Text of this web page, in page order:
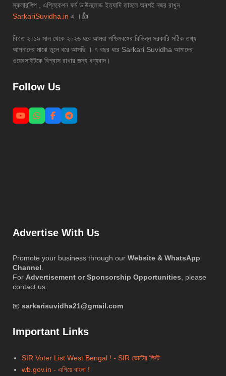
স্কলারশিপ , এপ্লিকেশন ফর্ম ডাউনলোড ইত্যাদি তাহলে অবশই নজর রাখুন
SarkariSuvidha.in এ ।👍
বিগত ২০১৯ সাল থেকে ২০২৬ ধরে আমরা পশ্চিমবঙ্গের বিভিন্ন সরকারি সঠিক তথ্য
আপনাদের মাঝে তুলে ধরে আসছি । ৭ বছর ধরে Sarkari Suvidha আমাদের
ওয়েবসাইটকে বিশ্বাস রাখার জন্য ধণ্যবাদ।
Follow Us
Advertise With Us
Promote your business through our Website & WhatsApp
Channel
For Advertisement or Sponsorship Opportunities , please
contact us.
📧 sarkarisuvidha21@gmail.com
Important Links
SIR Voter List West Bengal ! - SIR ভোটের লিস্ট
wb.gov.in - এগিয়ে বাংলা !